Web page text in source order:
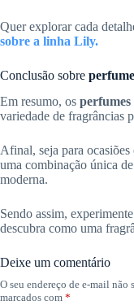
Quer explorar cada
sobre a linha Lily.
Conclusão sobre
Em resumo, os
variedade de fragrâncias
Afinal, seja para
uma combinação única
moderna.
Sendo assim,
descubra como uma
Deixe um comentário
O seu endereço de e-mail não
marcados com *